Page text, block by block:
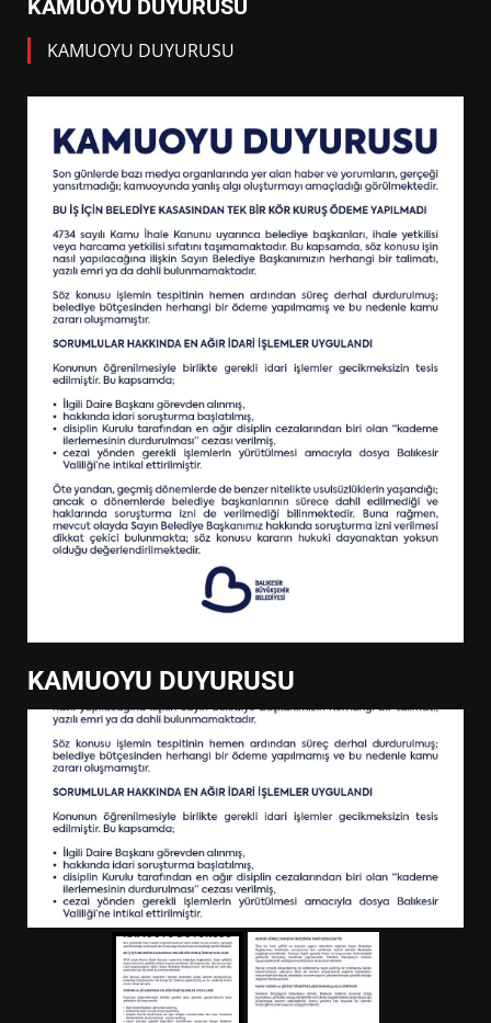
KAMUOYU DUYURUSU
KAMUOYU DUYURUSU
KAMUOYU DUYURUSU